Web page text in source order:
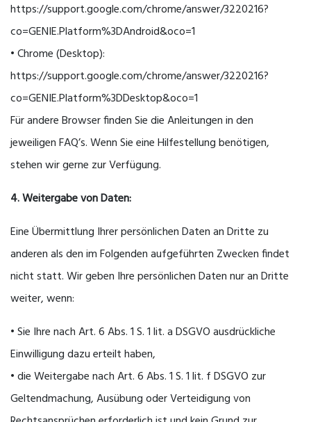
https://support.google.com/chrome/answer/3220216?
co=GENIE.Platform%3DAndroid&oco=1
• Chrome (Desktop):
https://support.google.com/chrome/answer/3220216?
co=GENIE.Platform%3DDesktop&oco=1
Für andere Browser finden Sie die Anleitungen in den
jeweiligen FAQ’s. Wenn Sie eine Hilfestellung benötigen,
stehen wir gerne zur Verfügung.
4. Weitergabe von Daten:
Eine Übermittlung Ihrer persönlichen Daten an Dritte zu
anderen als den im Folgenden aufgeführten Zwecken findet
nicht statt. Wir geben Ihre persönlichen Daten nur an Dritte
weiter, wenn:
• Sie Ihre nach Art. 6 Abs. 1 S. 1 lit. a DSGVO ausdrückliche
Einwilligung dazu erteilt haben,
• die Weitergabe nach Art. 6 Abs. 1 S. 1 lit. f DSGVO zur
Geltendmachung, Ausübung oder Verteidigung von